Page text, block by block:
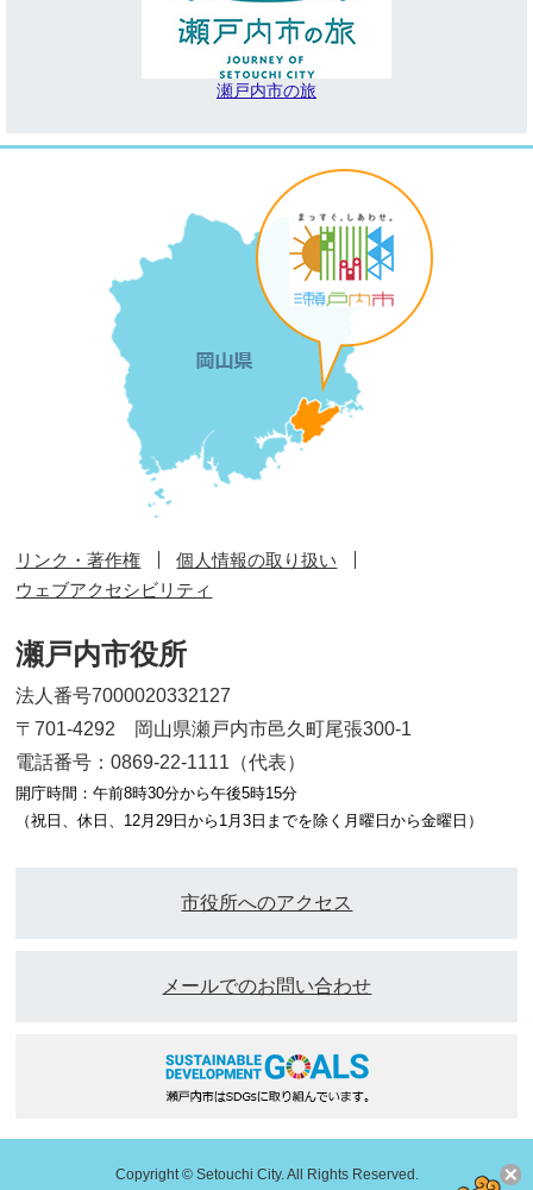
瀬戸内市の旅
リンク・著作権
個人情報の取り扱い
ウェブアクセシビリティ
瀬戸内市役所
法人番号7000020332127
〒701-4292 岡山県瀬戸内市邑久町尾張300-1
電話番号：0869-22-1111（代表）
開庁時間：午前8時30分から午後5時15分
（祝日、休日、12月29日から1月3日までを除く月曜日から金曜日）
市役所へのアクセス
メールでのお問い合わせ
Copyright © Setouchi City. All Rights Reserved.